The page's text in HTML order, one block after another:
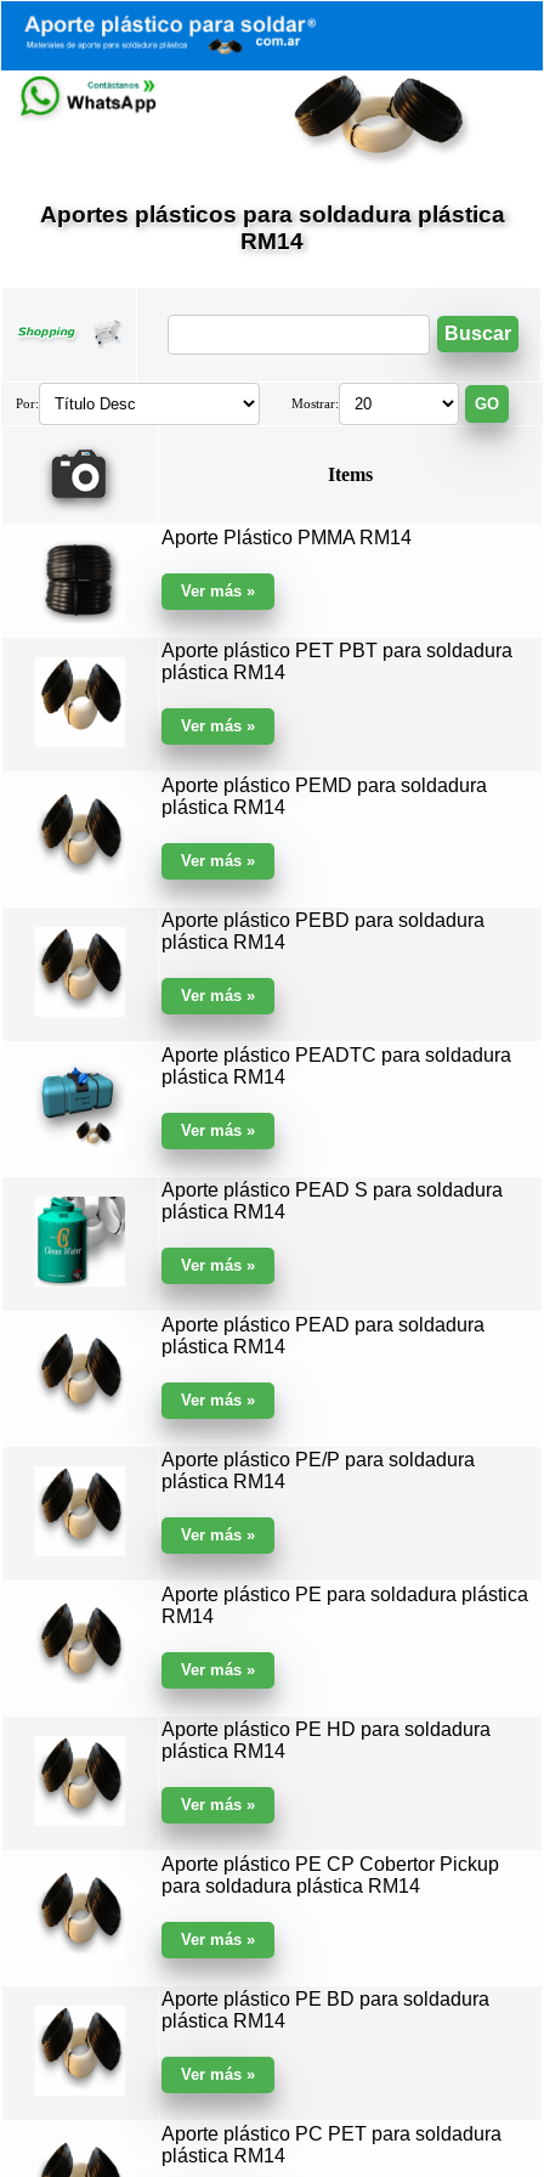
Aportes plásticos para soldadura plástica
RM14
Por: Mostrar:
Items
Aporte Plástico PMMA RM14
Aporte plástico PET PBT para soldadura
plástica RM14
Aporte plástico PEMD para soldadura
plástica RM14
Aporte plástico PEBD para soldadura
plástica RM14
Aporte plástico PEADTC para soldadura
plástica RM14
Aporte plástico PEAD S para soldadura
plástica RM14
Aporte plástico PEAD para soldadura
plástica RM14
Aporte plástico PE/P para soldadura
plástica RM14
Aporte plástico PE para soldadura plástica
RM14
Aporte plástico PE HD para soldadura
plástica RM14
Aporte plástico PE CP Cobertor Pickup
para soldadura plástica RM14
Aporte plástico PE BD para soldadura
plástica RM14
Aporte plástico PC PET para soldadura
plástica RM14